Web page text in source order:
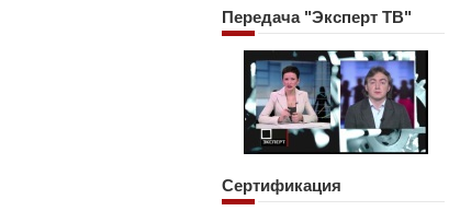
Передача"Эксперт ТВ"
Сертификация